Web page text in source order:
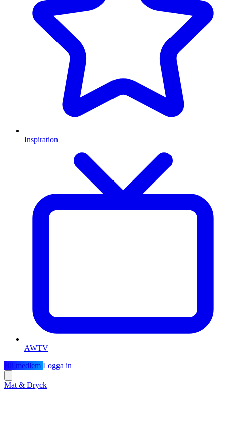
Inspiration
AWTV
Bli medlem Logga in
Mat & Dryck